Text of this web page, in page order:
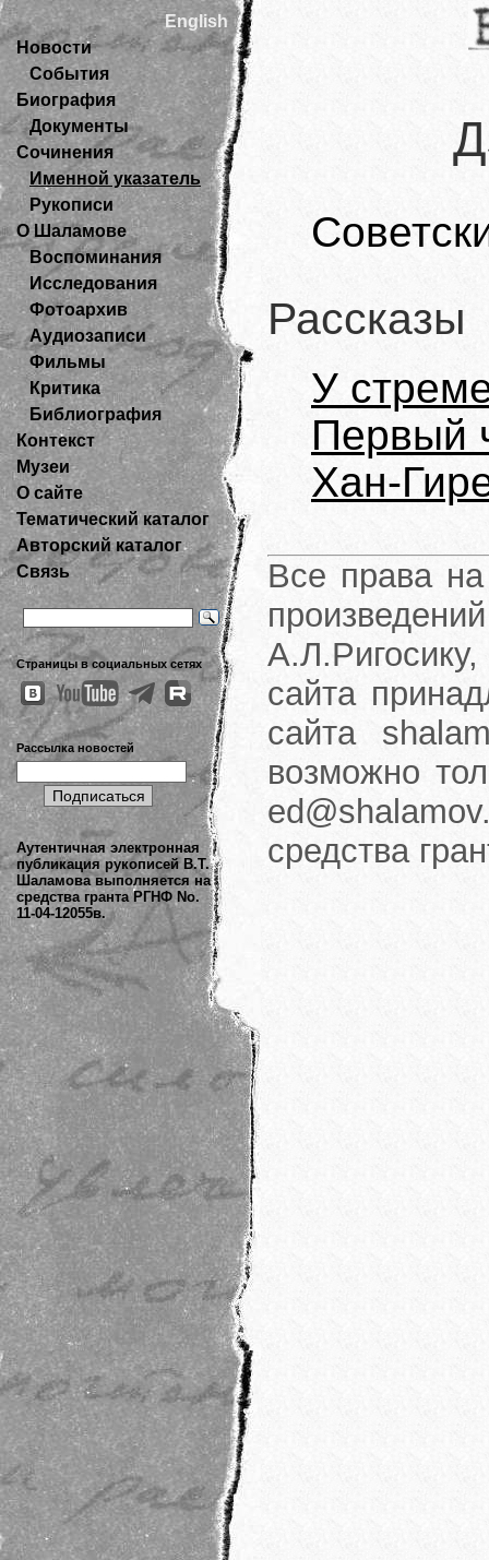
English
Новости
События
Биография
Документы
Сочинения
Именной указатель
Рукописи
О Шаламове
Воспоминания
Исследования
Фотоархив
Аудиозаписи
Фильмы
Критика
Библиография
Контекст
Музеи
О сайте
Тематический каталог
Авторский каталог
Связь
Страницы в социальных сетях
Рассылка новостей
Аутентичная электронная
публикация рукописей В.Т.
Шаламова выполняется на
средства гранта РГНФ No.
11-04-12055в.
Рассказы
У
Первый
Хан-
Все права на
сайта
сайта
возможно
средства